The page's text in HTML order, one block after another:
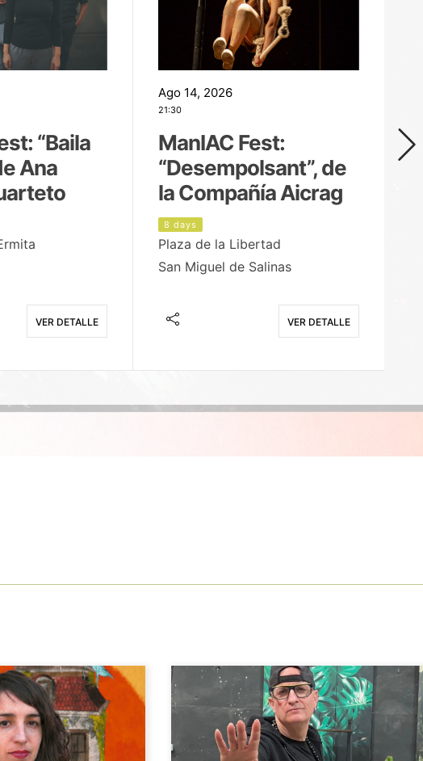
“Baila
Ana
VER DETALLE
Ago 14, 2026
21:30
ManIAC Fest:
“Desempolsant”, de
la Compañía Aicrag
8 days
Plaza de la Libertad
San Miguel de Salinas
VER DETALLE